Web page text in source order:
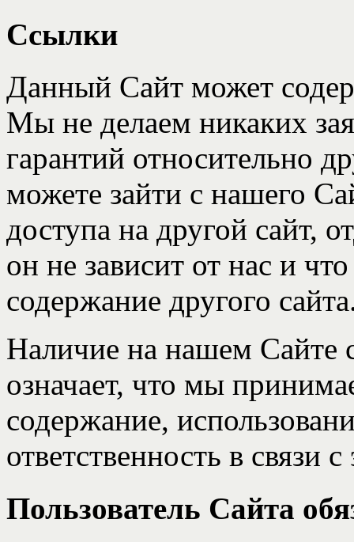
Ссылки
Данный Cайт может
Мы не делаем никаких
гарантий относительно
можете зайти с нашего
доступа на другой сайт,
он не зависит от нас и
содержание другого
Наличие на нашем Cайте
означает, что мы
содержание,
ответственность в связи
Пользователь Сайта